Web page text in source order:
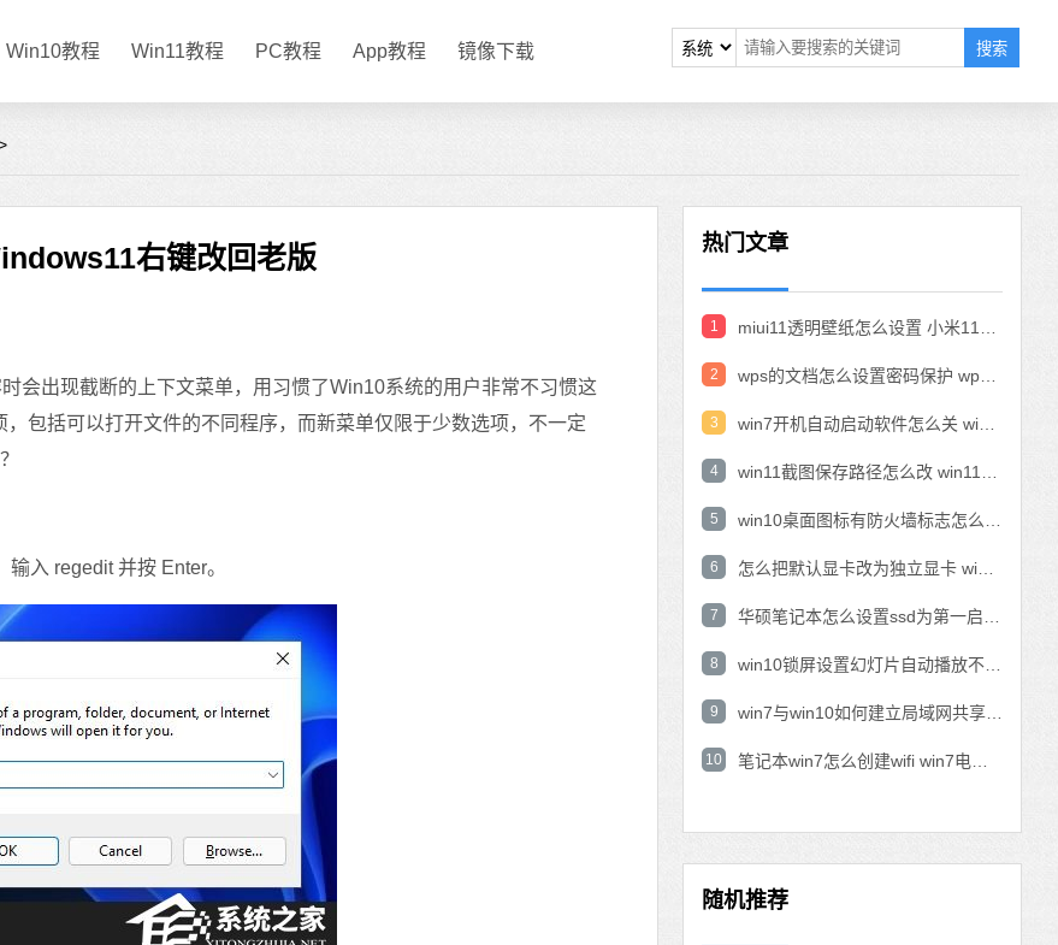
Win10教程 Win11教程 PC教程 App教程 镜像下载 搜索
右键改回老版
出现截断的上下文菜单，用习惯了Win10系统的用户非常不习惯这
包括可以打开文件的不同程序，而新菜单仅限于少数选项，不一定
入 regedit 并按 Enter。
热门文章
1
2
3
4
5
6
7
8
9
10
随机推荐